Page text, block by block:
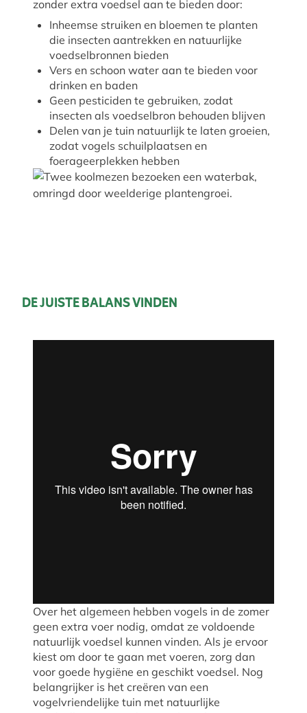
zonder extra voedsel aan te bieden door:
Inheemse struiken en bloemen te planten
die insecten aantrekken en natuurlijke
voedselbronnen bieden
Vers en schoon water aan te bieden voor
drinken en baden
Geen pesticiden te gebruiken, zodat
insecten als voedselbron behouden blijven
Delen van je tuin natuurlijk te laten groeien,
zodat vogels schuilplaatsen en
foerageerplekken hebben
DE JUISTE BALANS VINDEN
Over het algemeen hebben vogels in de zomer
geen extra voer nodig, omdat ze voldoende
natuurlijk voedsel kunnen vinden. Als je ervoor
kiest om door te gaan met voeren, zorg dan
voor goede hygiëne en geschikt voedsel. Nog
belangrijker is het creëren van een
vogelvriendelijke tuin met natuurlijke